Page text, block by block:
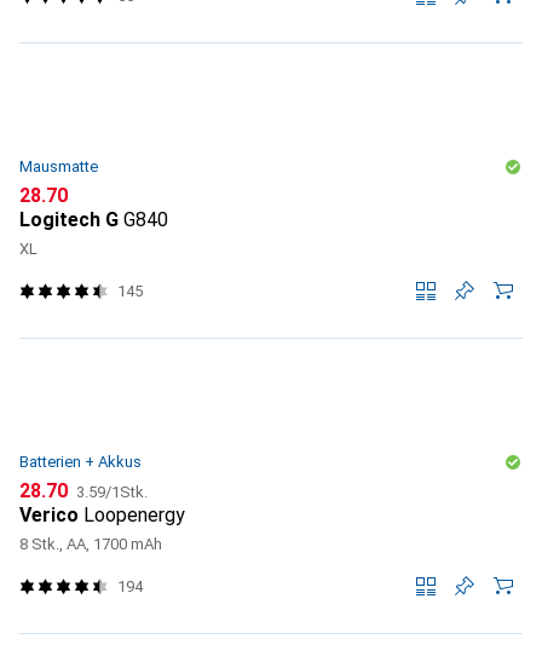
Mausmatte
CHF
28.70
Logitech G G840
XL
145
Batterien + Akkus
CHF
28.70 CHF
3.59/1Stk.
Verico Loopenergy
8 Stk., AA, 1700 mAh
194